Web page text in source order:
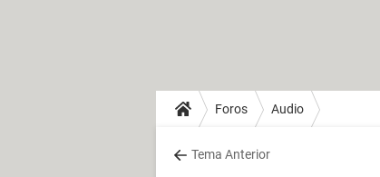
Foros Audio
Tema Anterior